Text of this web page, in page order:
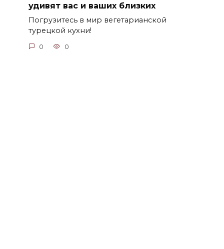
удивят вас и ваших близких
Погрузитесь в мир вегетарианской
турецкой кухни!
0 0